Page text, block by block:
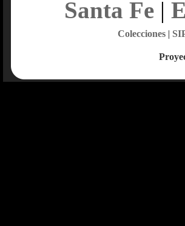
Santa Fe|
Colecciones|